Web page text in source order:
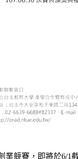
業競賽，即將於6/1